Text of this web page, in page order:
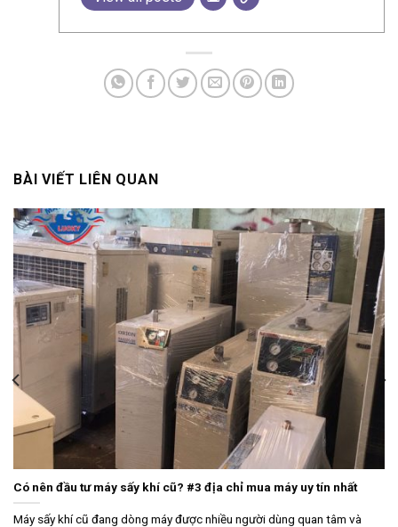
BÀI VIẾT LIÊN QUAN
Có nên đầu tư máy sấy khí cũ? #3 địa chỉ mua máy uy tín nhất
Máy sấy khí cũ đang dòng máy được nhiều người dùng quan tâm và